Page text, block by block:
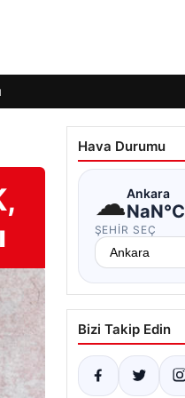
Hava Durumu
☁Ankara
NaN°C
ŞEHIR SEÇ
Bizi Takip Edin